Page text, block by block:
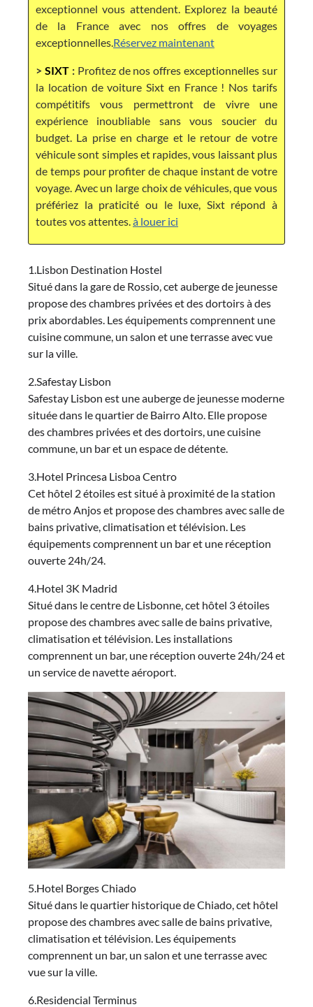
exceptionnel vous attendent. Explorez la beauté
de la France avec nos offres de voyages
exceptionnelles.Réservez maintenant
> SIXT:Profitez de nos offres exceptionnelles sur
la location de voiture Sixt en France ! Nos tarifs
compétitifs vous permettront de vivre une
expérience inoubliable sans vous soucier du
budget. La prise en charge et le retour de votre
véhicule sont simples et rapides, vous laissant plus
de temps pour profiter de chaque instant de votre
voyage. Avec un large choix de véhicules, que vous
préfériez la praticité ou le luxe, Sixt répond à
toutes vos attentes.à louer ici
1.Lisbon Destination Hostel
Situé dans la gare de Rossio, cet auberge de jeunesse
propose des chambres privées et des dortoirs à des
prix abordables. Les équipements comprennent une
cuisine commune, un salon et une terrasse avec vue
sur la ville.
2.Safestay Lisbon
Safestay Lisbon est une auberge de jeunesse moderne
située dans le quartier de Bairro Alto. Elle propose
des chambres privées et des dortoirs, une cuisine
commune, un bar et un espace de détente.
3.Hotel Princesa Lisboa Centro
Cet hôtel 2 étoiles est situé à proximité de la station
de métro Anjos et propose des chambres avec salle de
bains privative, climatisation et télévision. Les
équipements comprennent un bar et une réception
ouverte 24h/24.
4.Hotel 3K Madrid
Situé dans le centre de Lisbonne, cet hôtel 3 étoiles
propose des chambres avec salle de bains privative,
climatisation et télévision. Les installations
comprennent un bar, une réception ouverte 24h/24 et
un service de navette aéroport.
5.Hotel Borges Chiado
Situé dans le quartier historique de Chiado, cet hôtel
propose des chambres avec salle de bains privative,
climatisation et télévision. Les équipements
comprennent un bar, un salon et une terrasse avec
vue sur la ville.
6.Residencial Terminus